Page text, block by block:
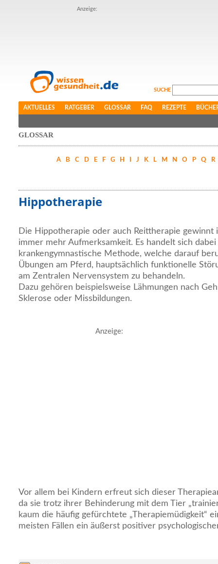
Anzeige:
SUCHE
AKTUELLES RATGEBER GLOSSAR FAQ REZEPTE
GLOSSAR
A B C D E F G H J K L M N O P Q R
Hippotherapie
Die Hippotherapie oder auch Reittherapie gewinnt
immer mehr Aufmerksamkeit. Es handelt sich
krankengymnastische Methode, welche darauf
Übungen am Pferd, hauptsächlich funktionelle
am Zentralen Nervensystem zu behandeln.
Dazu gehören beispielsweise Lähmungen nach
Sklerose oder Missbildungen.
Anzeige:
Vor allem bei Kindern erfreut sich dieser
da sie trotz ihrer Behinderung mit dem Tier
kaum die häufig gefürchtete „Therapiemüdigkeit“
meisten Fällen ein äußerst positiver